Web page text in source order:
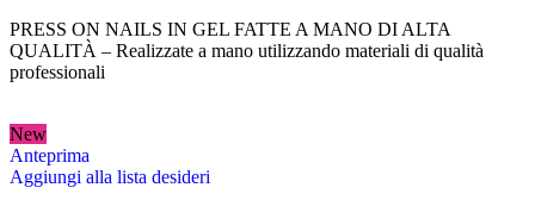
PRESS ON NAILS IN GEL FATTE A MANO DI ALTA
QUALITÀ – Realizzate a mano utilizzando materiali di qualità
professionali
New
Anteprima
Aggiungi alla lista desideri